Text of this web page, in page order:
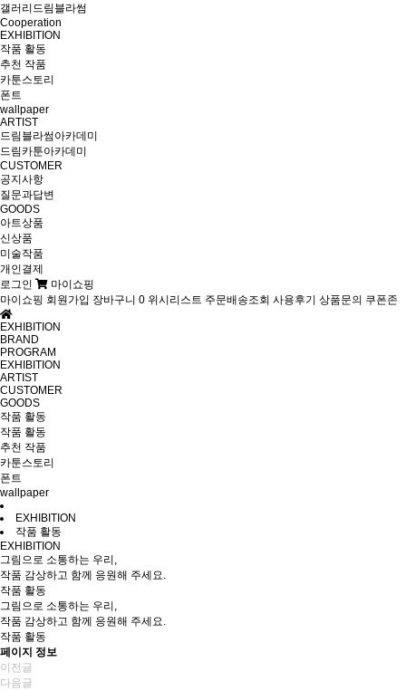
갤러리드림블라썸
Cooperation
EXHIBITION
작품 활동
추천 작품
카툰스토리
폰트
wallpaper
ARTIST
드림블라썸아카데미
드림카툰아카데미
CUSTOMER
공지사항
질문과답변
GOODS
아트상품
신상품
미술작품
개인결제
로그인
마이쇼핑
마이쇼핑 회원가입 장바구니 0 위시리스트 주문배송조회 사용후기 상품문의 쿠폰존
EXHIBITION
BRAND
PROGRAM
EXHIBITION
ARTIST
CUSTOMER
GOODS
작품 활동
작품 활동
추천 작품
카툰스토리
폰트
wallpaper
EXHIBITION
작품 활동
EXHIBITION
그림으로 소통하는 우리,
작품 감상하고 함께 응원해 주세요.
작품 활동
그림으로 소통하는 우리,
작품 감상하고 함께 응원해 주세요.
작품 활동
페이지 정보
이전글
다음글